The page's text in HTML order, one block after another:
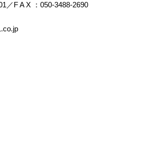
／F A X ：050-3488-2690